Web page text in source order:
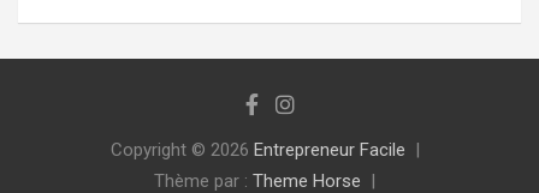
Copyright © 2026 Entrepreneur Facile
Thème par : Theme Horse